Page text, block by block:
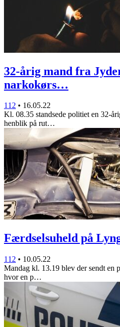
32-årig mand fra
narkokørs…
112 • 16.05.22
Kl. 08.35 standsede politiet en 32-
henblik på rut…
Færdselsuheld på
112 • 10.05.22
Mandag kl. 13.19 blev der sendt en
hvor en p…